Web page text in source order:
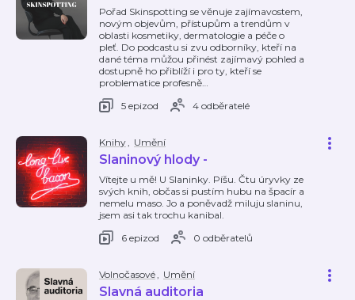
Pořad Skinspotting se věnuje zajímavostem,
novým objevům, přístupům a trendům v
oblasti kosmetiky, dermatologie a péče o
pleť. Do podcastu si zvu odborníky, kteří na
dané téma můžou přinést zajímavý pohled a
dostupně ho přiblíží i pro ty, kteří se
problematice profesně…
5 epizod
4 odběratelé
Knihy, Umění
Slaninový hlody -
Vítejte u mě! U Slaninky. Píšu. Čtu úryvky ze
svých knih, občas si pustím hubu na špacír a
nemelu maso. Jo a poněvadž miluju slaninu,
jsem asi tak trochu kanibal.
6 epizod
0 odběratelů
Volnočasové, Umění
Slavná auditoria